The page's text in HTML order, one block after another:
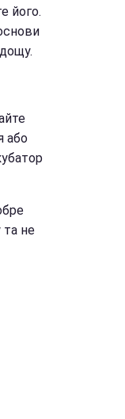
його.
або
та не